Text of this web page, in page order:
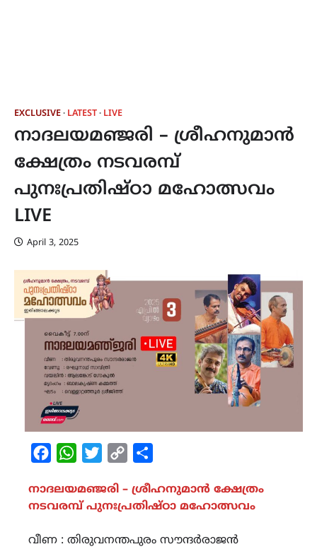
EXCLUSIVE LATEST LIVE
നാദലയമഞ്ജരി – ശ്രീഹനുമാൻ
ക്ഷേത്രം നടവരമ്പ്
പുനഃപ്രതിഷ്ഠാ മഹോത്സവം
LIVE
April 3, 2025
FacebookWhatsAppTwitterCopy
നാദലയമഞ്ജരി – ശ്രീഹനുമാൻ ക്ഷേത്രം
നടവരമ്പ് പുനഃപ്രതിഷ്ഠാ മഹോത്സവം
വീണ : തിരുവനന്തപുരം സൗന്ദർരാജൻ